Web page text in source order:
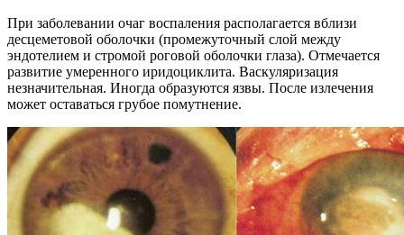
При заболевании очаг воспаления располагается вблизи
десцеметовой оболочки (промежуточный слой между
эндотелием и стромой роговой оболочки глаза). Отмечается
развитие умеренного иридоциклита. Васкуляризация
незначительная. Иногда образуются язвы. После излечения
может оставаться грубое помутнение.